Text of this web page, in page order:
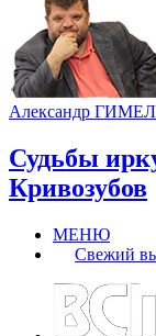
Александр
Судьбы
Кривозубов
МЕНЮ
Свежий